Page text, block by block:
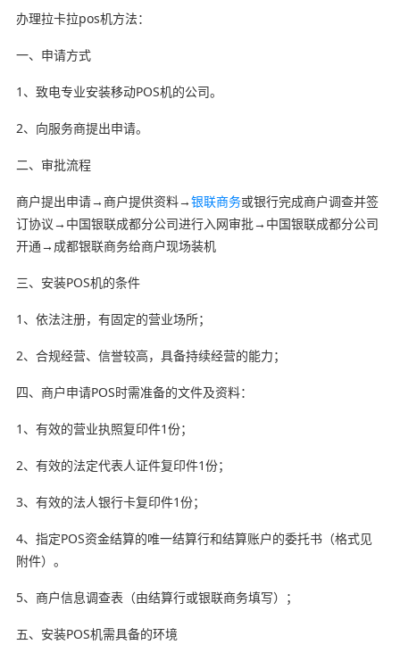
办理拉卡拉pos机方法：
一、申请方式
1、致电专业安装移动POS机的公司。
2、向服务商提出申请。
二、审批流程
商户提出申请→商户提供资料→银联商务或银行完成商户调查并签
订协议→中国银联成都分公司进行入网审批→中国银联成都分公司
开通→成都银联商务给商户现场装机
三、安装POS机的条件
1、依法注册，有固定的营业场所；
2、合规经营、信誉较高，具备持续经营的能力；
四、商户申请POS时需准备的文件及资料：
1、有效的营业执照复印件1份；
2、有效的法定代表人证件复印件1份；
3、有效的法人银行卡复印件1份；
4、指定POS资金结算的唯一结算行和结算账户的委托书（格式见
附件）。
5、商户信息调查表（由结算行或银联商务填写）；
五、安装POS机需具备的环境